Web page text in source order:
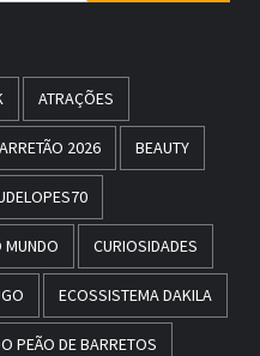
ATRAÇÕES
2026 BEAUTY
MUNDO CURIOSIDADES
ECOSSISTEMA DAKILA
PEÃO DE BARRETOS